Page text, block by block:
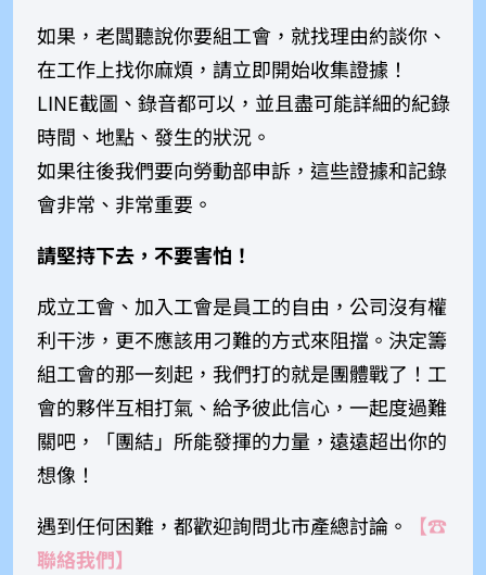
如果，老闆聽說你要組工會，就找理由約談你、
在工作上找你麻煩，請立即開始收集證據！
LINE截圖、錄音都可以，並且盡可能詳細的紀錄
時間、地點、發生的狀況。
如果往後我們要向勞動部申訴，這些證據和記錄
會非常、非常重要。
請堅持下去，不要害怕！
成立工會、加入工會是員工的自由，公司沒有權
利干涉，更不應該用刁難的方式來阻擋。決定籌
組工會的那一刻起，我們打的就是團體戰了！工
會的夥伴互相打氣、給予彼此信心，一起度過難
關吧，「團結」所能發揮的力量，遠遠超出你的
想像！
遇到任何困難，都歡迎詢問北市產總討論。
【☎︎
聯絡我們】